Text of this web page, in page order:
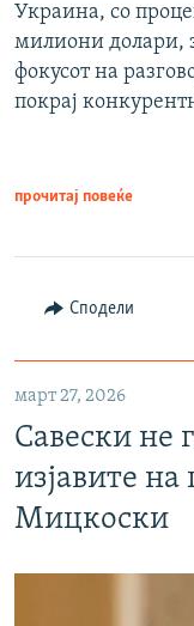
Украина, со
милиони долари,
фокусот на
покрај
прочитај повеќе
Сподели
март 27, 2026
Савески не
изјавите
Мицкоски